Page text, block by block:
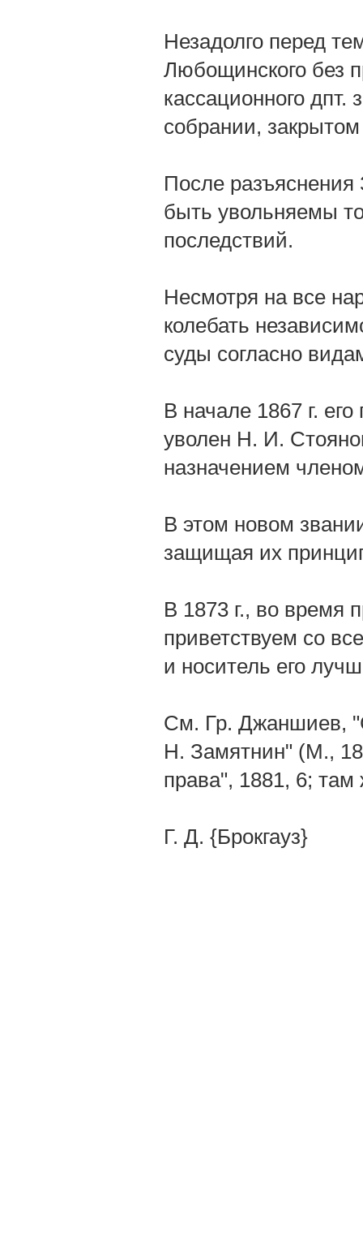
Незадолго перед
Любощинского без
кассационного дпт.
собрании,
После разъяснения
быть увольняемы
последствий.
Несмотря на все
колебать
суды согласно
В начале 1867 г.
уволен Н. И.
назначением
В этом новом
защищая их
В 1873 г., во время
приветствуем со
и носитель его
См. Гр. Джаншиев,
Н. Замятнин" (М.,
права", 1881, 6;
Г. Д. {Брокгауз}